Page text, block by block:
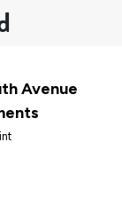
Avenue